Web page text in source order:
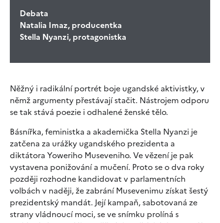
Debata
Natalia Imaz, producentka
Stella Nyanzi, protagonistka
Něžný i radikální portrét boje ugandské aktivistky, v
němž argumenty přestávají stačit. Nástrojem odporu
se tak stává poezie i odhalené ženské tělo.
Básnířka, feministka a akademička Stella Nyanzi je
zatčena za urážky ugandského prezidenta a
diktátora Yoweriho Museveniho. Ve vězení je pak
vystavena ponižování a mučení. Proto se o dva roky
později rozhodne kandidovat v parlamentních
volbách v naději, že zabrání Musevenimu získat šestý
prezidentský mandát. Její kampaň, sabotovaná ze
strany vládnoucí moci, se ve snímku prolíná s